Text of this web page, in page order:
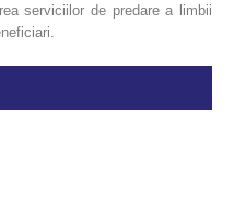
serviciilor de predare a limbii